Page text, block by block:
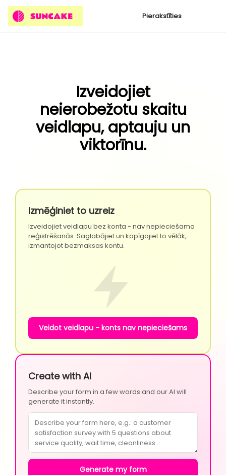
Pierakstīties
Izveidojiet
neierobežotu skaitu
veidlapu, aptauju un
viktorīnu.
Izmēģiniet to uzreiz
Izveidojiet veidlapu bez konta - nav nepieciešama
reģistrēšanās. Saglabājiet un kopīgojiet to vēlāk,
izmantojot bezmaksas kontu.
Veidot veidlapu - konts nav nepieciešams
Create with AI
Describe your form in a few words and our AI will
generate it instantly.
Generate my form